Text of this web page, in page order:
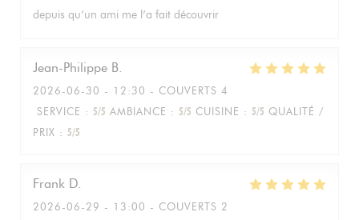
depuis qu’un ami me l’a fait découvrir
Jean-Philippe B
2026-06-30 - 12:30 - COUVERTS 4
SERVICE : 5/5 AMBIANCE : 5/5 CUISINE : 5/5 QUALITÉ /
PRIX : 5/5
Frank D
2026-06-29 - 13:00 - COUVERTS 2